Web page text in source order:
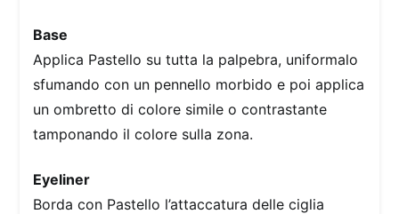
Base
Applica Pastello su tutta la palpebra, uniformalo
sfumando con un pennello morbido e poi applica
un ombretto di colore simile o contrastante
tamponando il colore sulla zona.
Eyeliner
Borda con Pastello l’attaccatura delle ciglia